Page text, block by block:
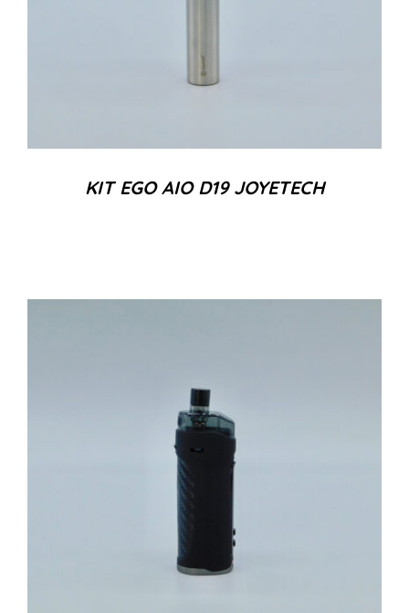
KIT EGO AIO D19 JOYETECH